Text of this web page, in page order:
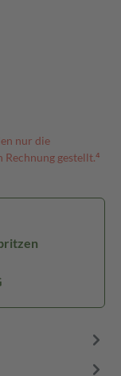
nur die
gestellt.⁴